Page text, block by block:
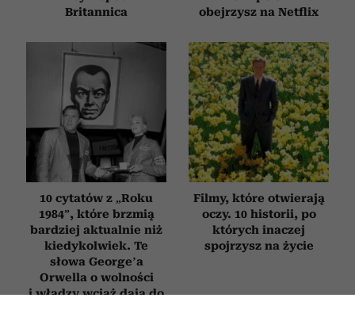
Britannica
obejrzysz na Netflix
10 cytatów z „Roku
1984”, które brzmią
bardziej aktualnie niż
kiedykolwiek. Te
słowa George’a
Orwella o wolności
i władzy wciąż dają do
Filmy, które otwierają
oczy. 10 historii, po
których inaczej
spojrzysz na życie